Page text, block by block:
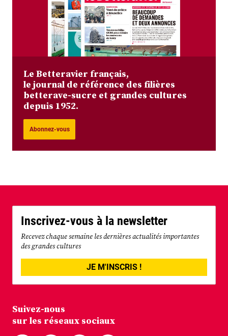
Le Betteravier français,
le journal de référence des filières
betterave-sucre et grandes cultures
depuis 1952.
Abonnez-vous
Inscrivez-vous à la newsletter
Recevez chaque semaine les dernières actualités importantes
des grandes cultures
JE M'INSCRIS !
Suivez-nous
sur les réseaux sociaux